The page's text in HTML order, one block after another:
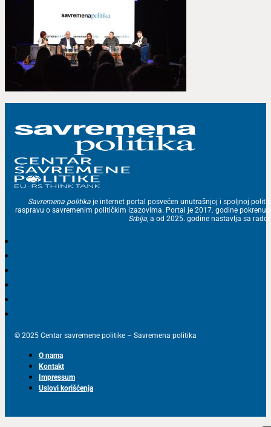
Savremena politika je internet portal posvećen unutrašnjoj i spoljnoj
raspravu o savremenim političkim izazovima. Portal je 2017. godine
Srbija, a od 2025. godine nastavlja sa
© 2025 Centar savremene politike – Savremena politika
O nama
Kontakt
Impressum
Uslovi korišćenja